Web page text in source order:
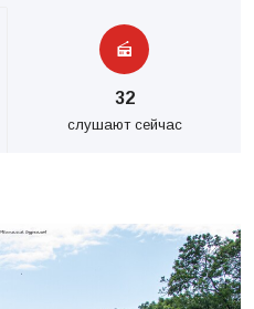
32
слушают сейчас